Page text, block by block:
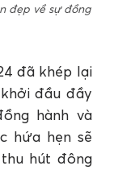
đẹp về sự đồng
đã khép lại
đầu đầy
hành và
hứa hẹn sẽ
hút đông